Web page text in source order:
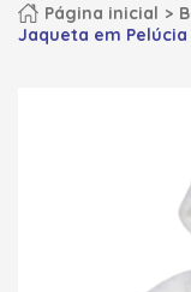
Página inicial
Jaqueta em Pelúcia